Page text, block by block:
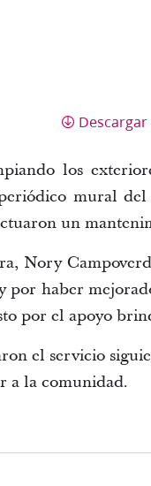
los
mural
un
Nory
por haber
por el apoyo
el servicio
a la comunidad.